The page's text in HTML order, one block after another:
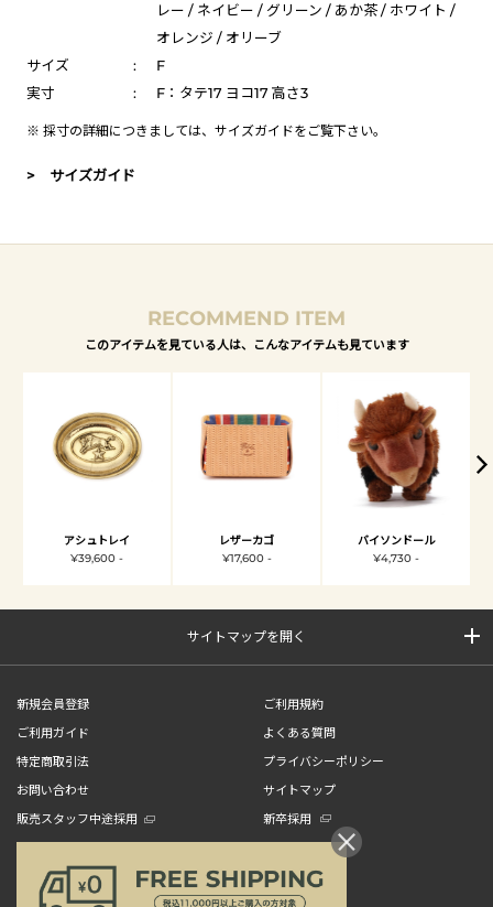
レー / ネイビー / グリーン / あか茶 / ホワイト /
オレンジ / オリーブ
サイズ
:
F
実寸
: F：タテ17 ヨコ17 高さ3
※ 採寸の詳細につきましては、 サイズガイドをご覧下さい。
> サイズガイド
RECOMMEND ITEM
このアイテムを見ている人は、こんなアイテムも見ています
アシュトレイ
¥39,600 -
レザーカゴ
¥17,600 -
バイソンドール
¥4,730 -
サイトマップを開く
新規会員登録
ご利用規約
ご利用ガイド
よくある質問
特定商取引法
プライバシーポリシー
お問い合わせ
サイトマップ
販売スタッフ中途採用
新卒採用